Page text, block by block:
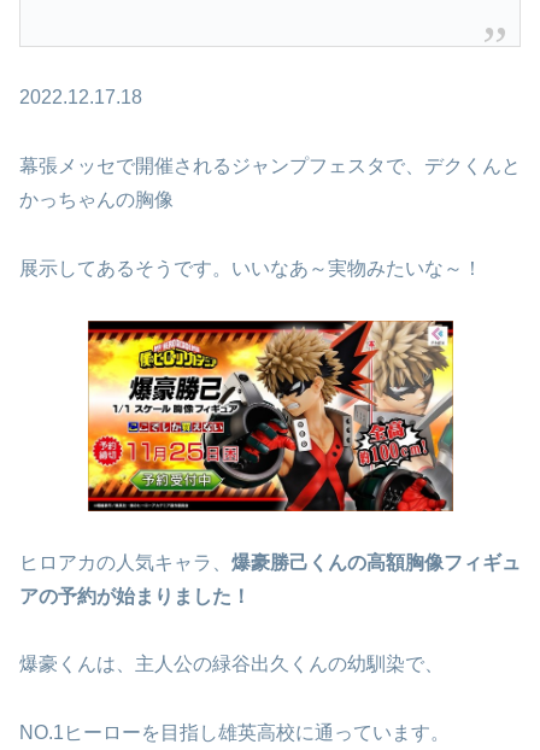
2022.12.17.18
幕張メッセで開催されるジャンプフェスタで、デクくんと
かっちゃんの胸像
展示してあるそうです。いいなあ～実物みたいな～！
ヒロアカの人気キャラ、 爆豪勝己くんの高額胸像フィギュ
アの予約が始まりました！
爆豪くんは、主人公の緑谷出久くんの幼馴染で、
NO.1ヒーローを目指し雄英高校に通っています。